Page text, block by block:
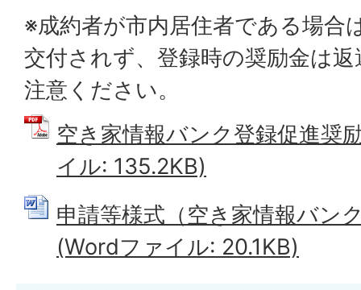
※成約者が市内居住者である場合
交付されず、登録時の奨励金は
注意ください。
空き家情報バンク登録促進奨
イル: 135.2KB)
申請等様式（空き家情報バン
(Wordファイル: 20.1KB)